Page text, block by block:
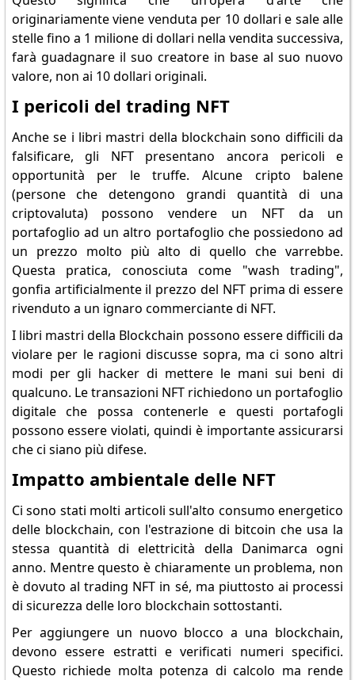
originariamente viene venduta per 10 dollari e sale alle
stelle fino a 1 milione di dollari nella vendita successiva,
farà guadagnare il suo creatore in base al suo nuovo
valore, non ai 10 dollari originali.
I pericoli del trading NFT
Anche se i libri mastri della blockchain sono difficili da
falsificare, gli NFT presentano ancora pericoli e
opportunità per le truffe. Alcune cripto balene
(persone che detengono grandi quantità di una
criptovaluta) possono vendere un NFT da un
portafoglio ad un altro portafoglio che possiedono ad
un prezzo molto più alto di quello che varrebbe.
Questa pratica, conosciuta come "wash trading",
gonfia artificialmente il prezzo del NFT prima di essere
rivenduto a un ignaro commerciante di NFT.
I libri mastri della Blockchain possono essere difficili da
violare per le ragioni discusse sopra, ma ci sono altri
modi per gli hacker di mettere le mani sui beni di
qualcuno. Le transazioni NFT richiedono un portafoglio
digitale che possa contenerle e questi portafogli
possono essere violati, quindi è importante assicurarsi
che ci siano più difese.
Impatto ambientale delle NFT
Ci sono stati molti articoli sull'alto consumo energetico
delle blockchain, con l'estrazione di bitcoin che usa la
stessa quantità di elettricità della Danimarca ogni
anno. Mentre questo è chiaramente un problema, non
è dovuto al trading NFT in sé, ma piuttosto ai processi
di sicurezza delle loro blockchain sottostanti.
Per aggiungere un nuovo blocco a una blockchain,
devono essere estratti e verificati numeri specifici.
Questo richiede molta potenza di calcolo ma rende